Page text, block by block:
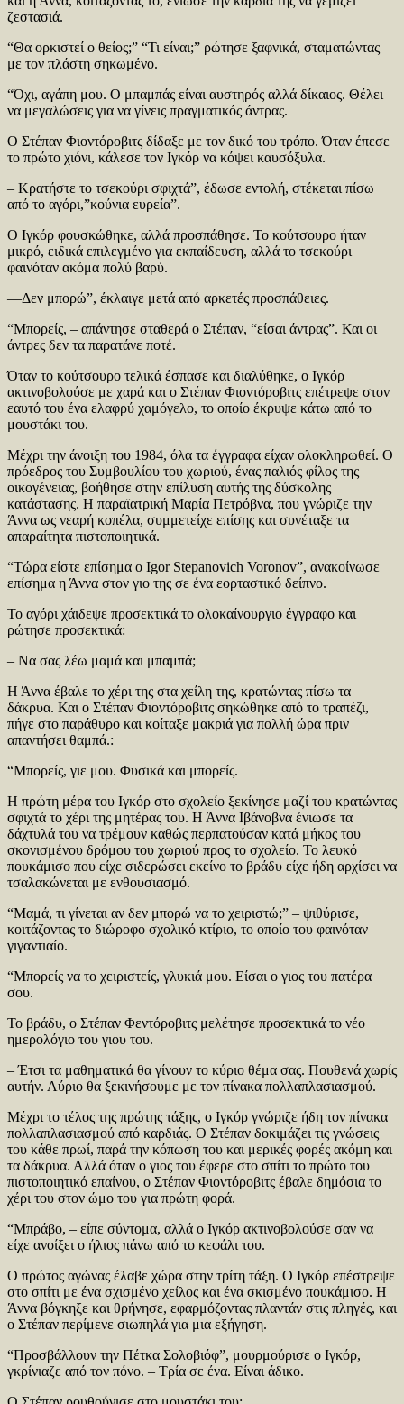
ζεστασιά.
“Θα ορκιστεί ο θείος;” “Τι είναι;” ρώτησε ξαφνικά, σταματώντας
με τον πλάστη σηκωμένο.
“Όχι, αγάπη μου. Ο μπαμπάς είναι αυστηρός αλλά δίκαιος. Θέλει
να μεγαλώσεις για να γίνεις πραγματικός άντρας.
Ο Στέπαν Φιοντόροβιτς δίδαξε με τον δικό του τρόπο. Όταν έπεσε
το πρώτο χιόνι, κάλεσε τον Ιγκόρ να κόψει καυσόξυλα.
– Κρατήστε το τσεκούρι σφιχτά”, έδωσε εντολή, στέκεται πίσω
από το αγόρι,”κούνια ευρεία”.
Ο Ιγκόρ φουσκώθηκε, αλλά προσπάθησε. Το κούτσουρο ήταν
μικρό, ειδικά επιλεγμένο για εκπαίδευση, αλλά το τσεκούρι
φαινόταν ακόμα πολύ βαρύ.
—Δεν μπορώ”, έκλαιγε μετά από αρκετές προσπάθειες.
“Μπορείς, – απάντησε σταθερά ο Στέπαν, “είσαι άντρας”. Και οι
άντρες δεν τα παρατάνε ποτέ.
Όταν το κούτσουρο τελικά έσπασε και διαλύθηκε, ο Ιγκόρ
ακτινοβολούσε με χαρά και ο Στέπαν Φιοντόροβιτς επέτρεψε στον
εαυτό του ένα ελαφρύ χαμόγελο, το οποίο έκρυψε κάτω από το
μουστάκι του.
Μέχρι την άνοιξη του 1984, όλα τα έγγραφα είχαν ολοκληρωθεί. Ο
πρόεδρος του Συμβουλίου του χωριού, ένας παλιός φίλος της
οικογένειας, βοήθησε στην επίλυση αυτής της δύσκολης
κατάστασης. Η παραϊατρική Μαρία Πετρόβνα, που γνώριζε την
Άννα ως νεαρή κοπέλα, συμμετείχε επίσης και συνέταξε τα
απαραίτητα πιστοποιητικά.
“Τώρα είστε επίσημα ο Igor Stepanovich Voronov”, ανακοίνωσε
επίσημα η Άννα στον γιο της σε ένα εορταστικό δείπνο.
Το αγόρι χάιδεψε προσεκτικά το ολοκαίνουργιο έγγραφο και
ρώτησε προσεκτικά:
– Να σας λέω μαμά και μπαμπά;
Η Άννα έβαλε το χέρι της στα χείλη της, κρατώντας πίσω τα
δάκρυα. Και ο Στέπαν Φιοντόροβιτς σηκώθηκε από το τραπέζι,
πήγε στο παράθυρο και κοίταξε μακριά για πολλή ώρα πριν
απαντήσει θαμπά.:
“Μπορείς, γιε μου. Φυσικά και μπορείς.
Η πρώτη μέρα του Ιγκόρ στο σχολείο ξεκίνησε μαζί του κρατώντας
σφιχτά το χέρι της μητέρας του. Η Άννα Ιβάνοβνα ένιωσε τα
δάχτυλά του να τρέμουν καθώς περπατούσαν κατά μήκος του
σκονισμένου δρόμου του χωριού προς το σχολείο. Το λευκό
πουκάμισο που είχε σιδερώσει εκείνο το βράδυ είχε ήδη αρχίσει να
τσαλακώνεται με ενθουσιασμό.
“Μαμά, τι γίνεται αν δεν μπορώ να το χειριστώ;” – ψιθύρισε,
κοιτάζοντας το διώροφο σχολικό κτίριο, το οποίο του φαινόταν
γιγαντιαίο.
“Μπορείς να το χειριστείς, γλυκιά μου. Είσαι ο γιος του πατέρα
σου.
Το βράδυ, ο Στέπαν Φεντόροβιτς μελέτησε προσεκτικά το νέο
ημερολόγιο του γιου του.
– Έτσι τα μαθηματικά θα γίνουν το κύριο θέμα σας. Πουθενά χωρίς
αυτήν. Αύριο θα ξεκινήσουμε με τον πίνακα πολλαπλασιασμού.
Μέχρι το τέλος της πρώτης τάξης, ο Ιγκόρ γνώριζε ήδη τον πίνακα
πολλαπλασιασμού από καρδιάς. Ο Στέπαν δοκιμάζει τις γνώσεις
του κάθε πρωί, παρά την κόπωση του και μερικές φορές ακόμη και
τα δάκρυα. Αλλά όταν ο γιος του έφερε στο σπίτι το πρώτο του
πιστοποιητικό επαίνου, ο Στέπαν Φιοντόροβιτς έβαλε δημόσια το
χέρι του στον ώμο του για πρώτη φορά.
“Μπράβο, – είπε σύντομα, αλλά ο Ιγκόρ ακτινοβολούσε σαν να
είχε ανοίξει ο ήλιος πάνω από το κεφάλι του.
Ο πρώτος αγώνας έλαβε χώρα στην τρίτη τάξη. Ο Ιγκόρ επέστρεψε
στο σπίτι με ένα σχισμένο χείλος και ένα σκισμένο πουκάμισο. Η
Άννα βόγκηξε και θρήνησε, εφαρμόζοντας πλαντάν στις πληγές, και
ο Στέπαν περίμενε σιωπηλά για μια εξήγηση.
“Προσβάλλουν την Πέτκα Σολοβιόφ”, μουρμούρισε ο Ιγκόρ,
γκρίνιαζε από τον πόνο. – Τρία σε ένα. Είναι άδικο.